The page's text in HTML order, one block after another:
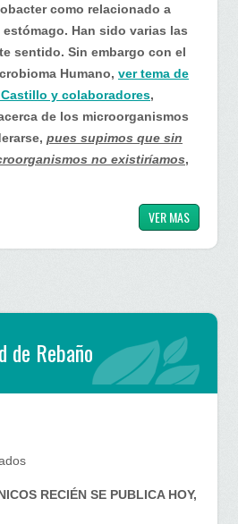
Pylorycomo relacionado a
Han sido varias las
sentido. Sin embargo con el
Humano, ver tema de
y colaboradores,
de los microorganismos
pues supimos que sin
no existiríamos,
VER MAS
de Rebaño
en
de
RECIÉN SE PUBLICA HOY,